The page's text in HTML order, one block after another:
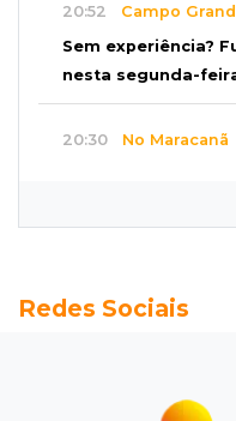
20:52 Campo
Sem experiência?
nesta segunda-
20:30 No Maracanã
Seleções em MS
Jardim Itatiaia
Redes Sociais